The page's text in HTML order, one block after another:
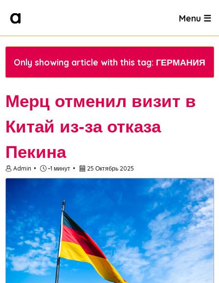
Menu ☰
Only showing article with this tag: ГЕРМАНИЯ
Мерц отменил визит в
Китай из‑за отказа
Пекина
Admin ~1 минут 25 Октябрь 2025